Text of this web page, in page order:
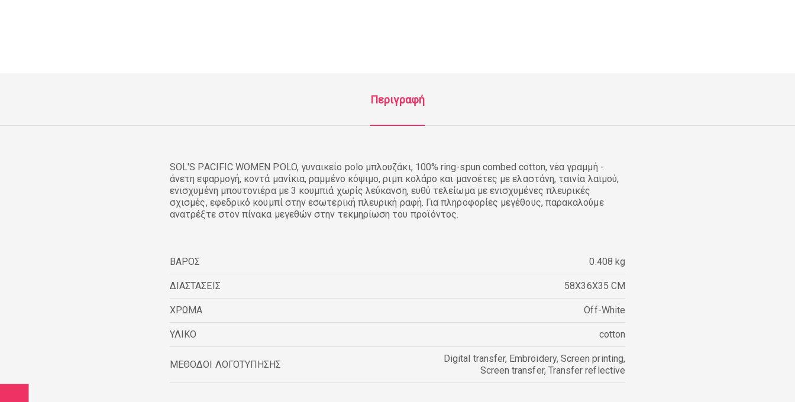
Περιγραφή
SOL'S PACIFIC WOMEN POLO, γυναικείο polo μπλουζάκι, 100% ring-spun combed cotton, νέα γραμμή -
άνετη εφαρμογή, κοντά μανίκια, ραμμένο κόψιμο, ριμπ κολάρο και μανσέτες με ελαστάνη, ταινία λαιμού,
ενισχυμένη μπουτονιέρα με 3 κουμπιά χωρίς λεύκανση, ευθύ τελείωμα με ενισχυμένες πλευρικές
σχισμές, εφεδρικό κουμπί στην εσωτερική πλευρική ραφή. Για πληροφορίες μεγέθους, παρακαλούμε
ανατρέξτε στον πίνακα μεγεθών στην τεκμηρίωση του προϊόντος.
ΒΑΡΟΣ 0.408 kg
ΔΙΑΣΤΑΣΕΙΣ 58X36X35 CM
ΧΡΩΜΑ Off-White
ΥΛΙΚΟ cotton
ΜΕΘΟΔΟΙ ΛΟΓΟΤΥΠΗΣΗΣ
Digital transfer, Embroidery, Screen printing,
Screen transfer, Transfer reflective